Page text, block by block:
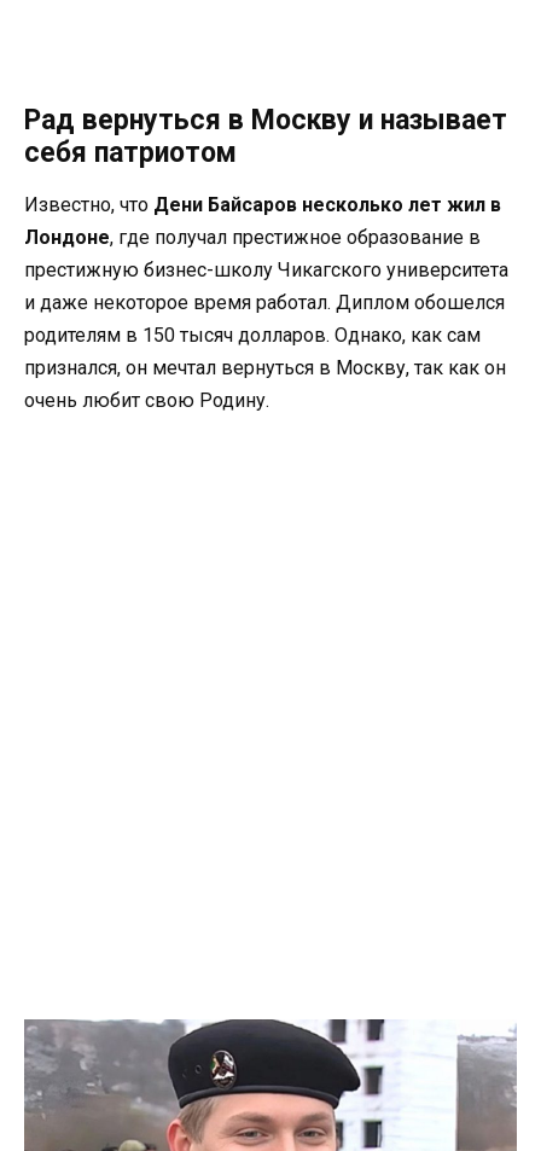
Рад вернуться в Москву и называет
себя патриотом
Известно, что Дени Байсаров несколько лет жил в
Лондоне, где получал престижное образование в
престижную бизнес-школу Чикагского университета
и даже некоторое время работал. Диплом обошелся
родителям в 150 тысяч долларов. Однако, как сам
признался, он мечтал вернуться в Москву, так как он
очень любит свою Родину.